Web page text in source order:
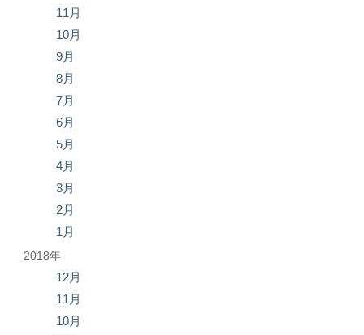
11月
10月
9月
8月
7月
6月
5月
4月
3月
2月
1月
2018年
12月
11月
10月